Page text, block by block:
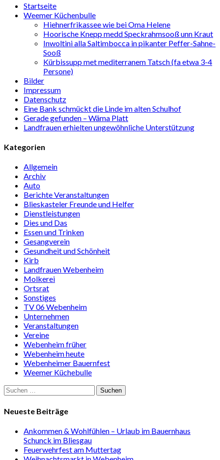
Startseite
Weemer Küchenbulle
Hiehnerfrikassee wie bei Oma Helene
Hoorische Knepp medd Speckrahmsooß unn Kraut
Inwoltini alla Saltimbocca in pikanter Peffer-Sahne-
Sooß
Kürbissupp met mediterranem Tatsch (fa etwa 3-4
Persone)
Bilder
Impressum
Datenschutz
Eine Bank schmückt die Linde im alten Schulhof
Gerade gefunden – Wäma Platt
Landfrauen erhielten ungewöhnliche Unterstützung
Kategorien
Allgemein
Archiv
Auto
Berichte Veranstaltungen
Blieskasteler Freunde und Helfer
Dienstleistungen
Dies und Das
Essen und Trinken
Gesangverein
Gesundheit und Schönheit
Kirb
Landfrauen Webenheim
Molkerei
Ortsrat
Sonstiges
TV 06 Webenheim
Unternehmen
Veranstaltungen
Vereine
Webenheim früher
Webenheim heute
Webenheimer Bauernfest
Weemer Küchebulle
Suchen
nach:
Neueste Beiträge
Ankommen & Wohlfühlen – Urlaub im Bauernhaus
Schunck im Bliesgau
Feuerwehrfest am Muttertag